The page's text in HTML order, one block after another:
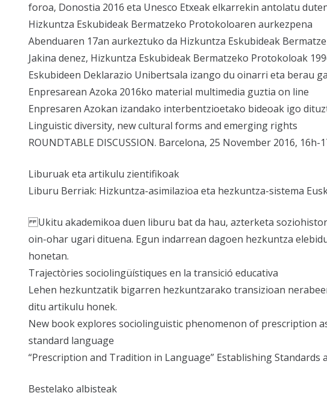
foroa, Donostia 2016 eta Unesco Etxeak elkarrekin antolatu
Hizkuntza Eskubideak Bermatzeko Protokoloaren aurkezpena
Abenduaren 17an aurkeztuko da Hizkuntza Eskubideak
Jakina denez, Hizkuntza Eskubideak Bermatzeko Protokoloak
Eskubideen Deklarazio Unibertsala izango du oinarri eta berau
Enpresarean Azoka 2016ko material multimedia guztia on line
Enpresaren Azokan izandako interbentzioetako bideoak igo
Linguistic diversity, new cultural forms and emerging rights
ROUNDTABLE DISCUSSION. Barcelona, 25 November 2016,
Liburuak eta artikulu zientifikoak
Liburu Berriak: Hizkuntza-asimilazioa eta hezkuntza-sistema
Ukitu akademikoa duen liburu bat da hau, azterketa
oin-ohar ugari dituena. Egun indarrean dagoen hezkuntza
honetan.
Trajectòries sociolingüístiques en la transició educativa
Lehen hezkuntzatik bigarren hezkuntzarako transizioan
ditu artikulu honek.
New book explores sociolinguistic phenomenon of prescription
standard language
“Prescription and Tradition in Language” Establishing Standards
Bestelako albisteak